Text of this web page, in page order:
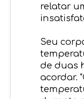
relatar
Seu
de duas
acordar.